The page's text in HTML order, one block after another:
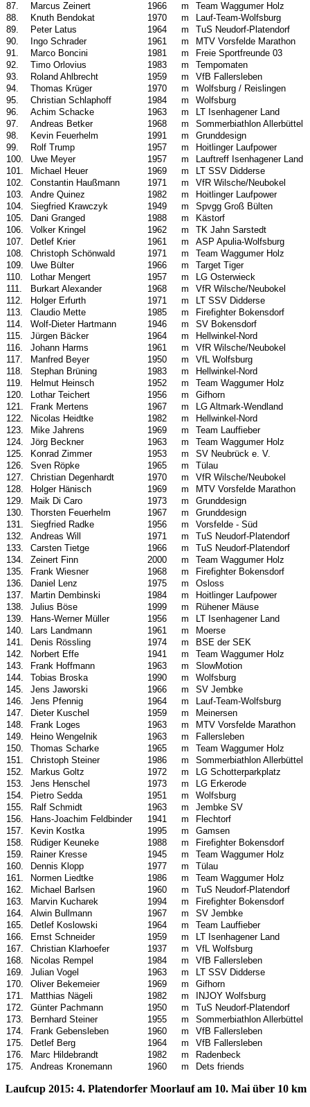
87.
Marcus Zeinert 1966 m
Team Waggumer Holz
88.
Knuth Bendokat 1970 m
Lauf-Team-Wolfsburg
89.
Peter Latus 1964 m
TuS Neudorf-Platendorf
90.
Ingo Schrader 1961 m
MTV Vorsfelde Marathon
91.
Marco Boncini 1981 m
Freie Sportfreunde 03
92.
Timo Orlovius 1983 m
Tempomaten
93.
Roland Ahlbrecht 1959 m
VfB Fallersleben
94.
Thomas Krüger 1970 m
Wolfsburg / Reislingen
95.
Christian Schlaphoff 1984 m
Wolfsburg
96.
Achim Schacke 1963 m
LT Isenhagener Land
97.
Andreas Betker 1968 m
Sommerbiathlon Allerbüttel
98.
Kevin Feuerhelm 1991 m
Grunddesign
99.
Rolf Trump 1957 m
Hoitlinger Laufpower
100.
Uwe Meyer 1957 m
Lauftreff Isenhagener Land
101.
Michael Heuer 1969 m
LT SSV Didderse
102.
Constantin Haußmann 1971 m
VfR Wilsche/Neubokel
103.
Andre Quinez 1982 m
Hoitlinger Laufpower
104.
Siegfried Krawczyk 1949 m
Spvgg Groß Bülten
105.
Dani Granged 1988 m
Kästorf
106.
Volker Kringel 1962 m
TK Jahn Sarstedt
107.
Detlef Krier 1961 m
ASP Apulia-Wolfsburg
108.
Christoph Schönwald 1971 m
Team Waggumer Holz
109.
Uwe Bülter 1966 m
Target Tiger
110.
Lothar Mengert 1957 m
LG Osterwieck
111.
Burkart Alexander 1968 m
VfR Wilsche/Neubokel
112.
Holger Erfurth 1971 m
LT SSV Didderse
113.
Claudio Mette 1985 m
Firefighter Bokensdorf
114.
Wolf-Dieter Hartmann 1946 m
SV Bokensdorf
115.
Jürgen Bäcker 1964 m
Hellwinkel-Nord
116.
Johann Harms 1961 m
VfR Wilsche/Neubokel
117.
Manfred Beyer 1950 m
VfL Wolfsburg
118.
Stephan Brüning 1983 m
Hellwinkel-Nord
119.
Helmut Heinsch 1952 m
Team Waggumer Holz
120.
Lothar Teichert 1956 m
Gifhorn
121.
Frank Mertens 1967 m
LG Altmark-Wendland
122.
Nicolas Heidtke 1982 m
Hellwinkel-Nord
123.
Mike Jahrens 1969 m
Team Lauffieber
124.
Jörg Beckner 1963 m
Team Waggumer Holz
125.
Konrad Zimmer 1953 m
SV Neubrück e. V.
126.
Sven Röpke 1965 m
Tülau
127.
Christian Degenhardt 1970 m
VfR Wilsche/Neubokel
128.
Holger Hänisch 1969 m
MTV Vorsfelde Marathon
129.
Maik Di Caro 1973 m
Grunddesign
130.
Thorsten Feuerhelm 1967 m
Grunddesign
131.
Siegfried Radke 1956 m
Vorsfelde - Süd
132.
Andreas Will 1971 m
TuS Neudorf-Platendorf
133.
Carsten Tietge 1966 m
TuS Neudorf-Platendorf
134.
Zeinert Finn 2000 m
Team Waggumer Holz
135.
Frank Wiesner 1968 m
Firefighter Bokensdorf
136.
Daniel Lenz 1975 m
Osloss
137.
Martin Dembinski 1984 m
Hoitlinger Laufpower
138.
Julius Böse 1999 m
Rühener Mäuse
139.
Hans-Werner Müller 1956 m
LT Isenhagener Land
140.
Lars Landmann 1961 m
Moerse
141.
Denis Rössling 1974 m
BSE der SEK
142.
Norbert Effe 1941 m
Team Waggumer Holz
143.
Frank Hoffmann 1963 m
SlowMotion
144.
Tobias Broska 1990 m
Wolfsburg
145.
Jens Jaworski 1966 m
SV Jembke
146.
Jens Pfennig 1964 m
Lauf-Team-Wolfsburg
147.
Dieter Kuschel 1959 m
Meinersen
148.
Frank Loges 1963 m
MTV Vorsfelde Marathon
149.
Heino Wengelnik 1963 m
Fallersleben
150.
Thomas Scharke 1965 m
Team Waggumer Holz
151.
Christoph Steiner 1986 m
Sommerbiathlon Allerbüttel
152.
Markus Goltz 1972 m
LG Schotterparkplatz
153.
Jens Henschel 1973 m
LG Erkerode
154.
Pietro Sedda 1951 m
Wolfsburg
155.
Ralf Schmidt 1963 m
Jembke SV
156.
Hans-Joachim Feldbinder 1941 m
Flechtorf
157.
Kevin Kostka 1995 m
Gamsen
158.
Rüdiger Keuneke 1988 m
Firefighter Bokensdorf
159.
Rainer Kresse 1945 m
Team Waggumer Holz
160.
Dennis Klopp 1977 m
Tülau
161.
Normen Liedtke 1986 m
Team Waggumer Holz
162.
Michael Barlsen 1960 m
TuS Neudorf-Platendorf
163.
Marvin Kucharek 1994 m
Firefighter Bokensdorf
164.
Alwin Bullmann 1967 m
SV Jembke
165.
Detlef Koslowski 1964 m
Team Lauffieber
166.
Ernst Schneider 1959 m
LT Isenhagener Land
167.
Christian Klarhoefer 1937 m
VfL Wolfsburg
168.
Nicolas Rempel 1984 m
VfB Fallersleben
169.
Julian Vogel 1963 m
LT SSV Didderse
170.
Oliver Bekemeier 1969 m
Gifhorn
171.
Matthias Nägeli 1982 m
INJOY Wolfsburg
172.
Günter Pachmann 1950 m
TuS Neudorf-Platendorf
173.
Bernhard Steiner 1955 m
Sommerbiathlon Allerbüttel
174.
Frank Gebensleben 1960 m
VfB Fallersleben
175.
Detlef Berg 1964 m
VfB Fallersleben
176.
Marc Hildebrandt 1982 m
Radenbeck
175.
Andreas Kronemann 1960 m Dets friends
Laufcup 2015: 4. Platendorfer Moorlauf am 10. Mai über 10 km